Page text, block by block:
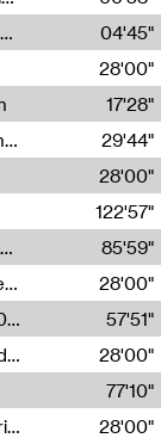
Bathi Diabaye - Tambacounda (Pierrick Mouton)
04'45"
28'00"
17'28"
Paysages animés #3 : Prairies – Histoires d’herbes et d’humains
29'44"
28'00"
122'57"
Formule Magique #3 : Selim-a Attalah Chettaoui
85'59"
Radia Show #1103 : “Learning AI How To Dream” by Sebastian Dingens (Radio Campus Bruxelles)
28'00"
LA PYRAMIDE DE BOIS 12 / PRINTEMPS 2026
57'51"
Radia Show #1102 : The Economic Trip / Radio Grenouille
28'00"
77'10"
Radia Show Show #1101 : Embedded Memories by Jimmy Peggie / radioart106
28'00"